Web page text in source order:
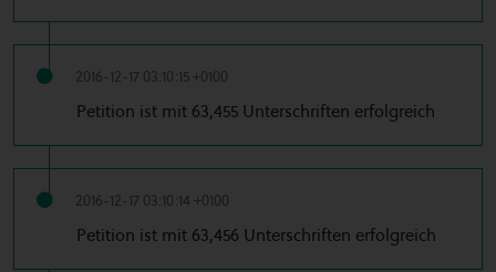
2016-12-17 03:10:15 +0100
Petition ist mit 63,455 Unterschriften erfolgreich
2016-12-17 03:10:14 +0100
Petition ist mit 63,456 Unterschriften erfolgreich